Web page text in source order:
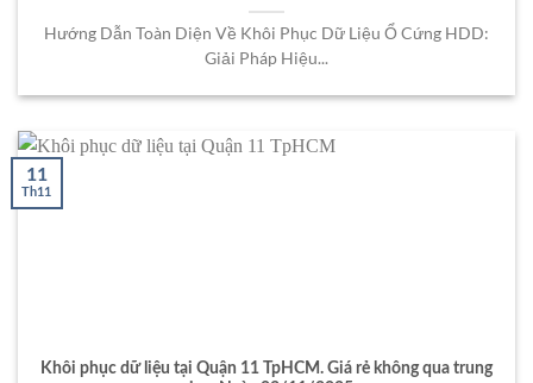
Hướng Dẫn Toàn Diện Về Khôi Phục Dữ Liệu Ổ Cứng HDD:
Giải Pháp Hiệu...
Khôi phục dữ liệu tại Quận 11 TpHCM. Giá rẻ không qua trung
11
Th11